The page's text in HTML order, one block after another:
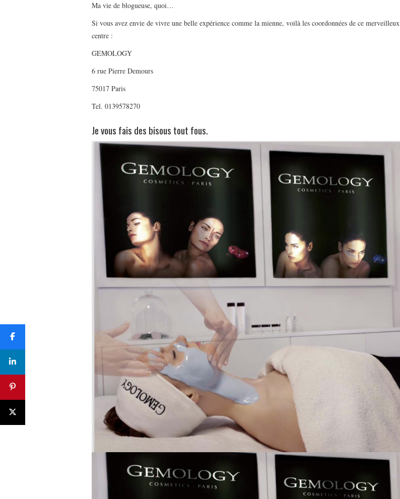
Ma vie de blogueuse, quoi…
Si vous avez envie de vivre une belle expérience comme la mienne, voilà les coordonnées de ce merveilleux
centre :
GEMOLOGY
6 rue Pierre Demours
75017 Paris
Tel. 0139578270
Je vous fais des bisous tout fous.